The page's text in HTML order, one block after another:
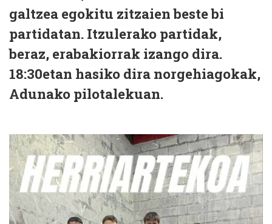
galtzea egokitu zitzaien beste bi
partidatan. Itzulerako partidak,
beraz, erabakiorrak izango dira.
18:30etan hasiko dira norgehiagokak,
Adunako pilotalekuan.